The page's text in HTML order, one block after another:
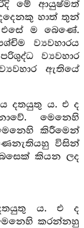
මේ ආයුෂ්මත්
හාත් තුන්
ම බෙණේ.
ව්‍යවහාරය
ව්‍යවහාර
ඇතියේ
දතයුතු ය. එ ද
මෙනෙහි
කිරීමෙන්
විසින්
කියන ලද
ය. එ ද
කරන්නහු